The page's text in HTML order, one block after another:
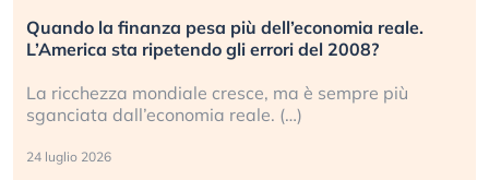
Quando la finanza pesa più dell’economia reale.
L’America sta ripetendo gli errori del 2008?
La ricchezza mondiale cresce, ma è sempre più
sganciata dall’economia reale. (…)
24 luglio 2026